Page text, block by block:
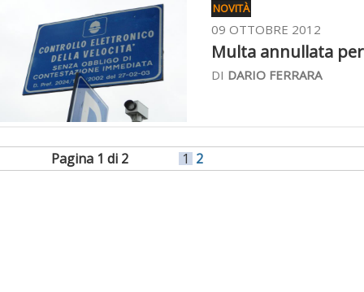
NOVITÀ
09 OTTOBRE 2012
Multa annullata
DI DARIO FERRARA
Pagina 1 di 2 1 2